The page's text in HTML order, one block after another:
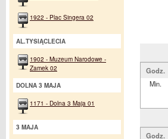
Godz.
Min.
Godz.
1922 - Plac Singera 02
AL.TYSIĄCLECIA
1902 - Muzeum Narodowe -
Zamek 02
DOLNA 3 MAJA
1171 - Dolna 3 Maja 01
3 MAJA